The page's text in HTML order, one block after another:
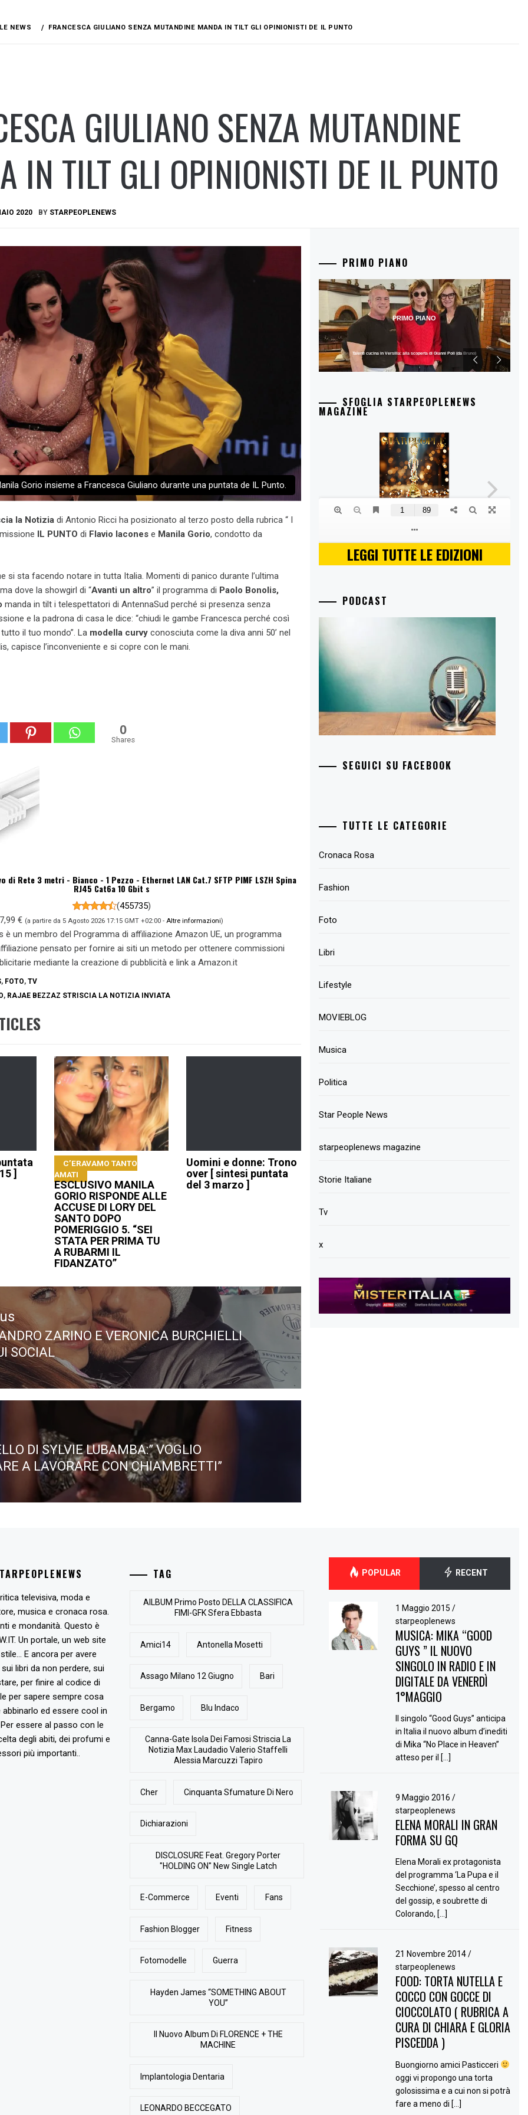
NEWS FRANCESCA GIULIANO SENZA MUTANDINE MANDA IN TILT GLI OPINIONISTI DE IL PUNTO
GIULIANO SENZA MUTANDINE
IN TILT GLI OPINIONISTI DE IL PUNTO
2020 BY STARPEOPLENEWS
Gorio insieme a Francesca Giuliano durante una puntata de IL Punto.
la Notizia di Antonio Ricci ha posizionato al terzo posto della rubrica “ I
IL PUNTO di Flavio Iacones e Manila Gorio, condotto da
si sta facendo notare in tutta Italia. Momenti di panico durante l’ultima
dove la showgirl di “Avanti un altro” il programma di Paolo Bonolis,
manda in tilt i telespettatori di AntennaSud perché si presenza senza
e la padrona di casa le dice: “chiudi le gambe Francesca perché così
il tuo mondo”. La modella curvy conosciuta come la diva anni 50’ nel
capisce l’inconveniente e si copre con le mani.
0
Shares
di Rete 3 metri - Bianco - 1 Pezzo - Ethernet LAN Cat.7 SFTP PIMF LSZH Spina
RJ45 Cat6a 10 Gbit s
(455735)
7,99 € (a partire da 5 Agosto 2026 17:15 GMT +02:00 - Altre informazioni)
è un membro del Programma di affiliazione Amazon UE, un programma
pensato per fornire ai siti un metodo per ottenere commissioni
mediante la creazione di pubblicità e link a Amazon.it
, FOTO, TV
, RAJAE BEZZAZ STRISCIA LA NOTIZIA INVIATA
]
C’ERAVAMO TANTO
AMATI
ESCLUSIVO MANILA
GORIO RISPONDE ALLE
ACCUSE DI LORY DEL
SANTO DOPO
POMERIGGIO 5. “SEI
STATA PER PRIMA TU
A RUBARMI IL
FIDANZATO”
Uomini e donne: Trono
over [ sintesi puntata
del 3 marzo ]
ZARINO E VERONICA BURCHIELLI
SOCIAL
DI SYLVIE LUBAMBA:” VOGLIO
A LAVORARE CON CHIAMBRETTI”
PRIMO PIANO
Talenti cucina in Versilia: alla scoperta di Gianni Poli (da Bruno)
PRIMO PIANO
SFOGLIA STARPEOPLENEWS
MAGAZINE
LEGGI TUTTE LE EDIZIONI
PODCAST
SEGUICI SU FACEBOOK
TUTTE LE CATEGORIE
Cronaca Rosa
Fashion
Foto
Libri
Lifestyle
MOVIEBLOG
Musica
Politica
Star People News
starpeoplenews magazine
Storie Italiane
Tv
x
televisiva, moda e
musica e cronaca rosa.
e mondanità. Questo è
Un portale, un web site
E ancora per avere
libri da non perdere, sui
per finire al codice di
per sapere sempre cosa
ed essere cool in
essere al passo con le
degli abiti, dei profumi e
più importanti..
TAG
AlLBUM Primo Posto DELLA CLASSIFICA
FIMI-GFK Sfera Ebbasta
Amici14 Antonella Mosetti
Assago Milano 12 Giugno Bari
Bergamo Blu Indaco
Canna-Gate Isola Dei Famosi Striscia La
Notizia Max Laudadio Valerio Staffelli
Alessia Marcuzzi Tapiro
Cher Cinquanta Sfumature Di Nero
Dichiarazioni
DISCLOSURE Feat. Gregory Porter
"HOLDING ON" New Single Latch
E-Commerce Eventi Fans
Fashion Blogger Fitness
Fotomodelle Guerra
Hayden James “SOMETHING ABOUT
YOU”
Il Nuovo Album Di FLORENCE + THE
MACHINE
Implantologia Dentaria
LEONARDO BECCEGATO
POPULAR RECENT
1 Maggio 2015 /
starpeoplenews
MUSICA: MIKA “GOOD
GUYS ” IL NUOVO
SINGOLO IN RADIO E IN
DIGITALE DA VENERDÌ
1°MAGGIO
Il singolo “Good Guys” anticipa
in Italia il nuovo album d’inediti
di Mika “No Place in Heaven”
atteso per il […]
9 Maggio 2016 /
starpeoplenews
ELENA MORALI IN GRAN
FORMA SU GQ
Elena Morali ex protagonista
del programma ‘La Pupa e il
Secchione’, spesso al centro
del gossip, e soubrette di
Colorando, […]
21 Novembre 2014/
starpeoplenews
FOOD: TORTA NUTELLA E
COCCO CON GOCCE DI
CIOCCOLATO ( RUBRICA A
CURA DI CHIARA E GLORIA
PISCEDDA )
Buongiorno amici Pasticceri
oggi vi propongo una torta
golosissima e a cui non si potrà
fare a meno di […]